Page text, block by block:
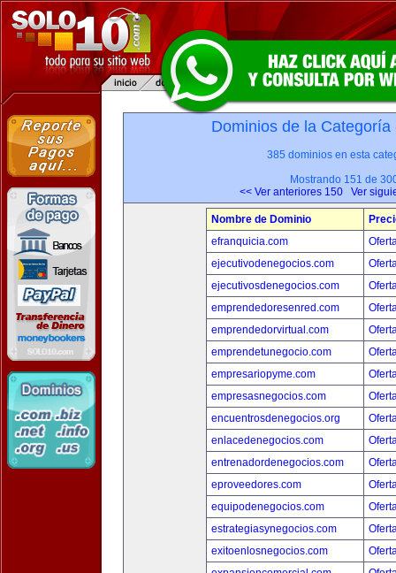
Dominios de la
385 dominios en esta
Mostrando 151 de
<< Ver anteriores 150
Ver
Nombre de Dominio
efranquicia.com
ejecutivodenegocios.com
ejecutivosdenegocios.com
emprendedoresenred.com
emprendedorvirtual.com
emprendetunegocio.com
empresariopyme.com
empresasnegocios.com
encuentrosdenegocios.org
enlacedenegocios.com
entrenadordenegocios.com
eproveedores.com
equipodenegocios.com
estrategiasynegocios.com
exitoenlosnegocios.com